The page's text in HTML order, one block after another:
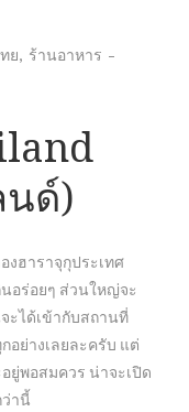
ย, ร้านอาหาร -
นด์)
งฮาราจุกุประเทศ
อร่อยๆ ส่วนใหญ่จะ
ะได้เข้ากับสถานที่
ย่างเลยละครับ แต่
ยู่พอสมควร น่าจะเปิด
านี้